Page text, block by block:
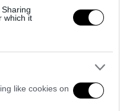
which it
like cookies on
in questo senso la
a livello giovanile.